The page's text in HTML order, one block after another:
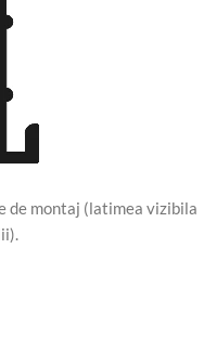
de montaj (latimea vizibila